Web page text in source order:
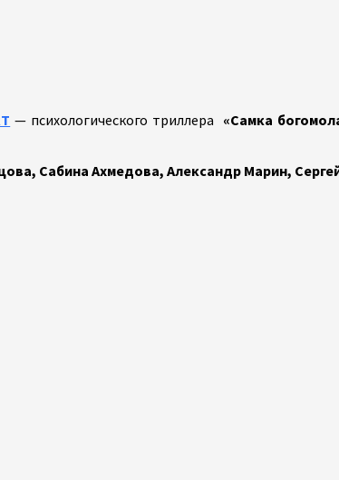
— психологического триллера «Самка
Сабина Ахмедова, Александр Марин,